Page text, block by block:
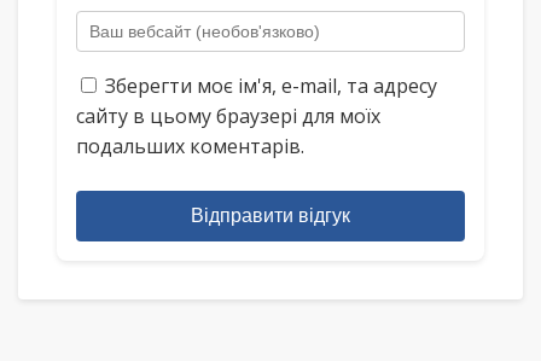
Зберегти моє ім'я, e-mail, та адресу
сайту в цьому браузері для моїх
подальших коментарів.
Відправити відгук